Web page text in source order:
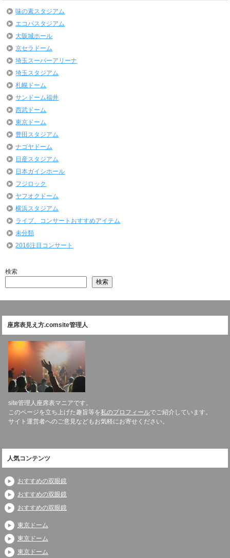
味の素スタジアム
エコパスタジアム
大阪城ホール
京セラドーム
埼玉スーパーアリーナ
埼玉スタジアム
札幌ドーム
サンドーム福井
西武ドーム
東京ドーム
豊田スタジアム
ナゴヤドーム
日産スタジアム
日本ガイシホール
フジロック
ヤフオクドーム
横浜スタジアム
ライブ、コンサートおすすめアイテム
未分類
2016注目コンサート
検索
検索
座席表見え方.comsite管理人
site管理人座席表マニアです。
このページを立ち上げた趣旨等を私のプロフィールでご紹介しています。
サイト運営者へのご意見などもお気軽にお寄せください。
人気コンテンツ
おすすめの双眼鏡
おすすめの双眼鏡
おすすめの双眼鏡
東京ドーム
東京ドーム
東京ドーム